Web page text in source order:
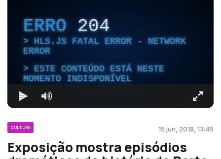
ERRO204
HLS.JS FATAL ERROR - NETWORK
ERROR
ESTE CONTEÚDO ESTÁ NESTE
MOMENTO INDISPONÍVEL
CULTURA 15 jun, 2018, 13:45
Exposição mostra episódios